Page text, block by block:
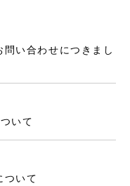
い合わせにつきまし
いて
ついて